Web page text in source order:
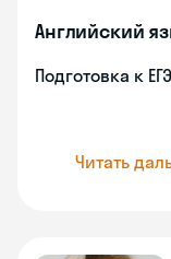
Английский
Подготовка к
Читать